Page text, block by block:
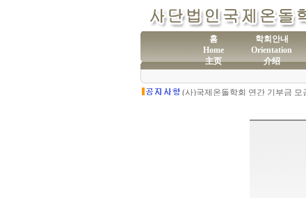
홈
Home
主页
학회안내
Orientation
介绍
제60차 전통온돌기술자 교육 모집